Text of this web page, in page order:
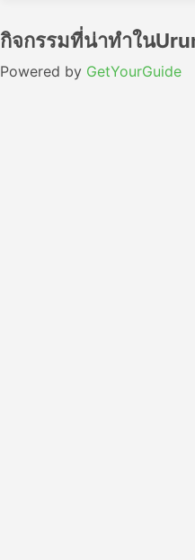
กิจกรรมที่น่าทำใน
Powered by GetYourGuide